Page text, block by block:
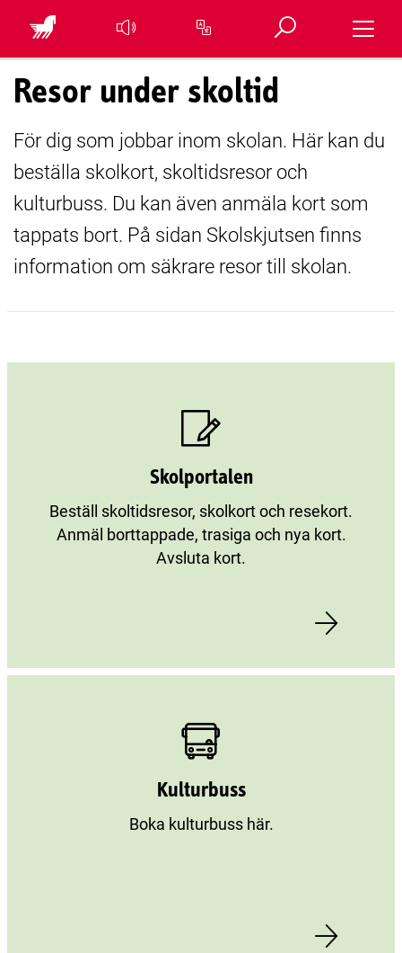
Översätt sidan Öppna
Resor under skoltid
För dig som jobbar inom skolan. Här kan du
beställa skolkort, skoltidsresor och
kulturbuss. Du kan även anmäla kort som
tappats bort. På sidan Skolskjutsen finns
information om säkrare resor till skolan.
Skolportalen
Beställ skoltidsresor, skolkort och resekort.
Anmäl borttappade, trasiga och nya kort.
Avsluta kort.
Kulturbuss
Boka kulturbuss här.